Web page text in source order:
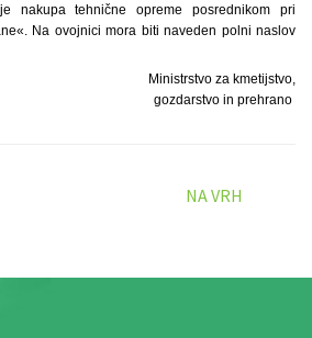
nakupa tehnične opreme posrednikom pri
Na ovojnici mora biti naveden polni naslov
Ministrstvo za kmetijstvo,
gozdarstvo in prehrano
NA VRH